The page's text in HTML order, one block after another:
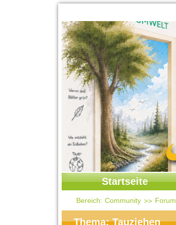
Startseite
Startseite
Kontakt
Bereich: Community Forum
Thema: Tauziehen